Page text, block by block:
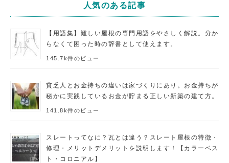
人気のある記事
【用語集】難しい屋根の専門用語をやさしく解説。分か
らなくて困った時の辞書として使えます。
145.7k件のビュー
貧乏人とお金持ちの違いは家づくりにあり。お金持ちが
秘かに実践しているお金が貯まる正しい新築の建て方。
141.8k件のビュー
スレートってなに？瓦とは違う？スレート屋根の特徴・
修理・メリットデメリットを説明します！【カラーベス
ト・コロニアル】